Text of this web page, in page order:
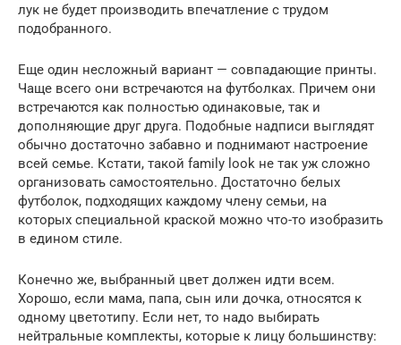
лук не будет производить впечатление с трудом
подобранного.
Еще один несложный вариант — совпадающие принты.
Чаще всего они встречаются на футболках. Причем они
встречаются как полностью одинаковые, так и
дополняющие друг друга. Подобные надписи выглядят
обычно достаточно забавно и поднимают настроение
всей семье. Кстати, такой family look не так уж сложно
организовать самостоятельно. Достаточно белых
футболок, подходящих каждому члену семьи, на
которых специальной краской можно что-то изобразить
в едином стиле.
Конечно же, выбранный цвет должен идти всем.
Хорошо, если мама, папа, сын или дочка, относятся к
одному цветотипу. Если нет, то надо выбирать
нейтральные комплекты, которые к лицу большинству: